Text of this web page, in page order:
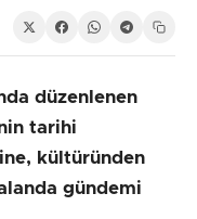
düzenlenen
tarihi
kültüründen
gündemi